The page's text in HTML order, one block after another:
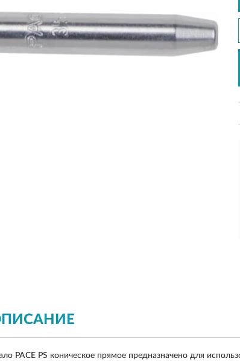
PACE PS коническое прямое предназначено для